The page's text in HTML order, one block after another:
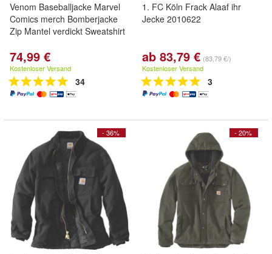
Venom Baseballjacke Marvel
Comics merch Bomberjacke
Zip Mantel verdickt Sweatshirt
74,99 €
Kostenloser Versand
34
1. FC Köln Frack Alaaf ihr
Jecke 2010622
ab 83,79 € (83,79 €/)
Kostenloser Versand
3
- 36% - 20%